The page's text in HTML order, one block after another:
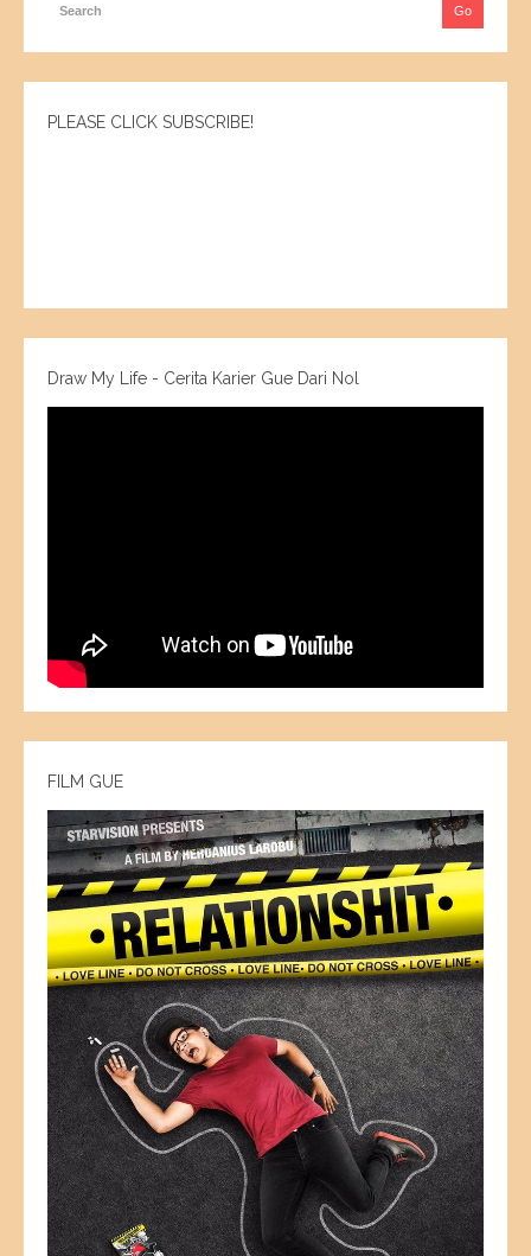
PLEASE CLICK SUBSCRIBE!
Draw My Life - Cerita Karier Gue Dari Nol
FILM GUE